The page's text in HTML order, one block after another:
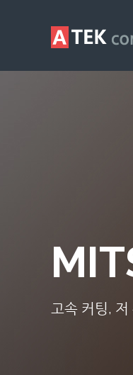
고속 커팅,